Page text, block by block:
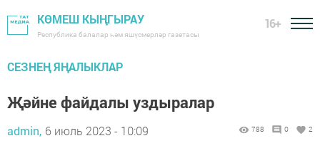
КӨМЕШ КЫҢГЫРАУ
Республика балалар һәм яшүсмерләр газетасы
16+
СЕЗНЕҢ ЯҢАЛЫКЛАР
Җәйне файдалы уздыралар
admin, 6 июль 2023 - 10:09 788 0 2